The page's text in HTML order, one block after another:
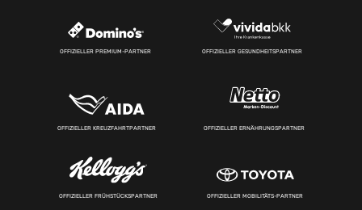
OFFIZIELLER PREMIUM-PARTNER OFFIZIELLER GESUNDHEITSPARTNER
OFFIZIELLER KREUZFAHRTPARTNER OFFIZIELLER ERNÄHRUNGSPARTNER
OFFIZIELLER FRÜHSTÜCKSPARTNER OFFIZIELLER MOBILITÄTS-PARTNER